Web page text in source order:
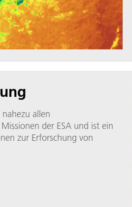
allen
der ESA und ist ein
zur Erforschung von